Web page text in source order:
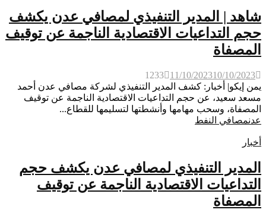
شاهد | المدير التنفيذي لمصافي عدن يكشف
حجم التداعيات الاقتصادية الناجمة عن توقيف
المصفاة
11/10/202310/10/2023
1233
يمن إيكو| أخبار: كشف المدير التنفيذي لشركة مصافي عدن أحمد
مسعد سعيد، عن حجم التداعيات الاقتصادية الناجمة عن توقيف
المصفاة، وسحب مهامها وأنشطتها لتسليمها للقطاع...
عدنمصافي النفط
أخبار
المدير التنفيذي لمصافي عدن يكشف حجم
التداعيات الاقتصادية الناجمة عن توقيف
المصفاة